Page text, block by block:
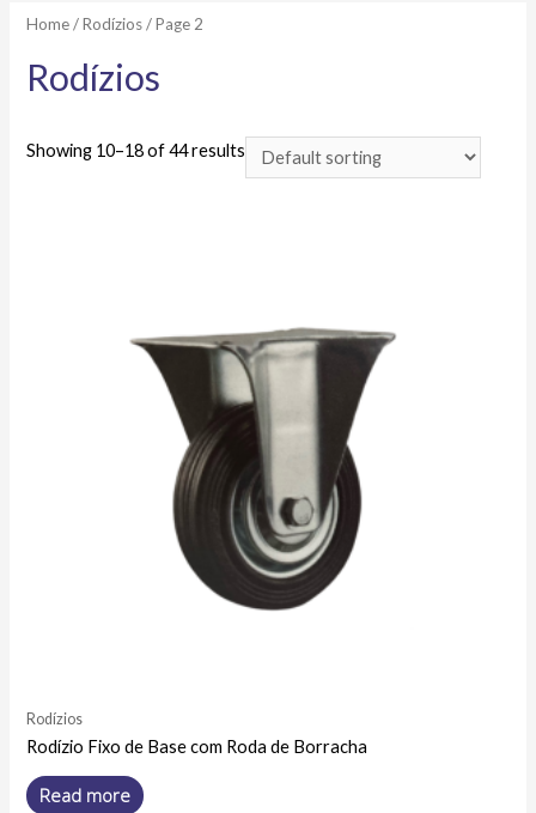
Home/Rodízios/ Page 2
Rodízios
Showing 10–18 of 44 results
Rodízios
Rodízio Fixo de Base com Roda de Borracha
Read more